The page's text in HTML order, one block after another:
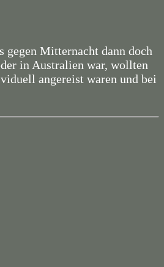
gegen Mitternacht dann doch
in Australien war, wollten
angereist waren und bei